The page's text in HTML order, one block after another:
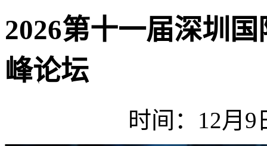
2026第十一届深圳
峰论坛
时间：12